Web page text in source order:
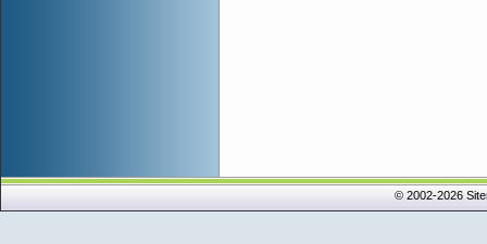
© 2002-2026